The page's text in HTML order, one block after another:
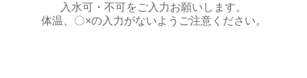
入水可・不可をご入力お願いします。
体温、〇×の入力がないようご注意ください。